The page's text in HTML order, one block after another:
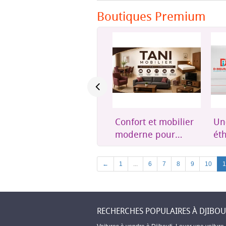
Boutiques Premium
Confort et mobilier
moderne pour
← Previous
1 ... 6 7 8 9 10
RECHERCHES POPULAIRES À